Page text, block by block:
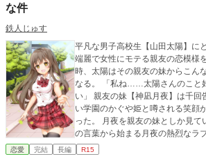
な件
鉄人じゅす
平凡な男子高校生【山田太陽】に
端麗で女性にモテる親友の恋模様
時、太陽はその親友の妹からこん
なる。 「私ね……太陽さんのこと好きになったかもしれな
い」 親友の妹【神凪月夜】は千回告白されてもYESと言わな
い学園のかぐや姫と噂される笑顔
った。 月夜を親友の妹としか見ていなかった太陽だったがそ
の言葉から始まる月夜の熱烈なラ
る。 恋に対して空回り気味でポン
恋愛 完結 長編 R15